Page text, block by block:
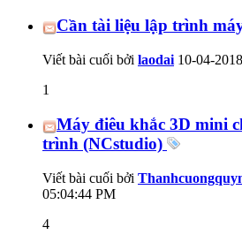
Cần tài liệu lập trình
Viết bài cuối bởi laodai 10-04-2018
1
Máy điêu khắc 3D mini
trình (NCstudio)
Viết bài cuối bởi
05:04:44 PM
4